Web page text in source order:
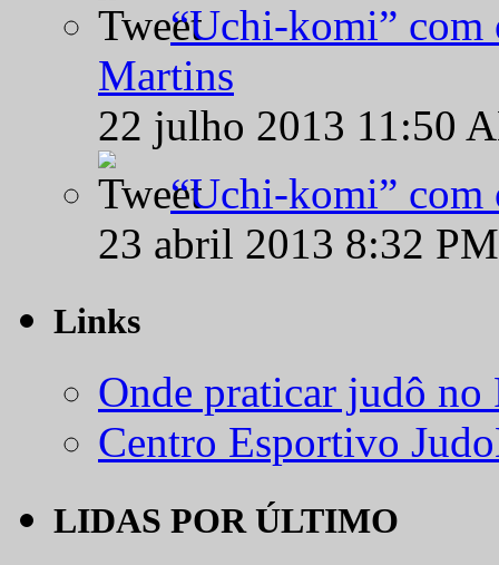
“Uchi-komi” com
Martins
22 julho 2013 11:50
“Uchi-komi” com
23 abril 2013 8:32
Links
Onde praticar judô
Centro Esportivo
LIDAS POR ÚLTIMO